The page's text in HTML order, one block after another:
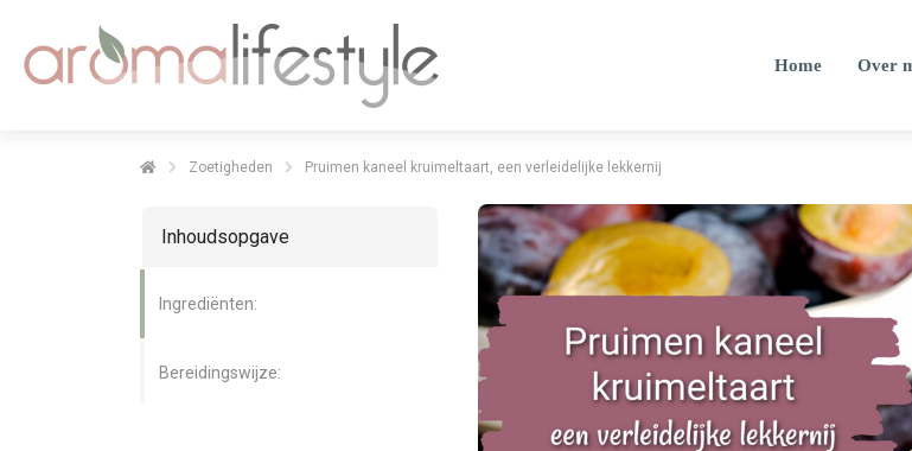
Home Over
Zoetigheden Pruimen kaneel kruimeltaart, een verleidelijke lekkernij
Inhoudsopgave
Ingrediënten:
Bereidingswijze: